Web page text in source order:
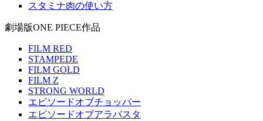
スタミナ肉の使い方
劇場版ONE PIECE作品
FILM RED
STAMPEDE
FILM GOLD
FILM Z
STRONG WORLD
エピソードオブチョッパー
エピソードオブアラバスタ